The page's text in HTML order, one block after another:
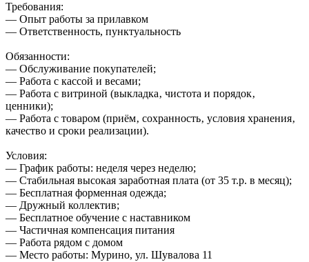
Требования:
— Опыт работы за прилавком
— Ответственность, пунктуальность
Обязанности:
— Обслуживание покупателей;
— Работа с кассой и весами;
— Работа с витриной (выкладка‚ чистота и порядок‚
ценники);
— Работа с товаром (приём‚ сохранность‚ условия хранения‚
качество и сроки реализации).
Условия:
— График работы: неделя через неделю;
— Стабильная высокая заработная плата (от 35 т.р. в месяц);
— Бесплатная форменная одежда;
— Дружный коллектив;
— Бесплатное обучение с наставником
— Частичная компенсация питания
— Работа рядом с домом
— Место работы: Мурино, ул. Шувалова 11